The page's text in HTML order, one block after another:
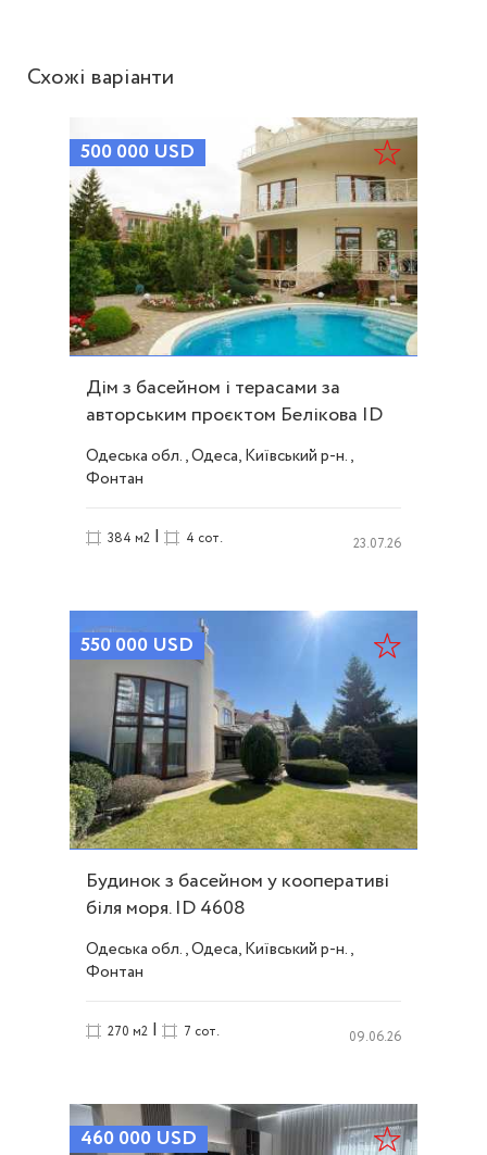
Схожі варіанти
500 000 USD
Дім з басейном і терасами за
авторським проєктом Белікова ID
256
Одеська обл., Одеса, Київський р-н.,
Фонтан
384 м2 | 4 сот. 23.07.26
550 000 USD
Будинок з басейном у кооперативі
біля моря. ID 4608
Одеська обл., Одеса, Київський р-н.,
Фонтан
270 м2 | 7 сот. 09.06.26
460 000 USD